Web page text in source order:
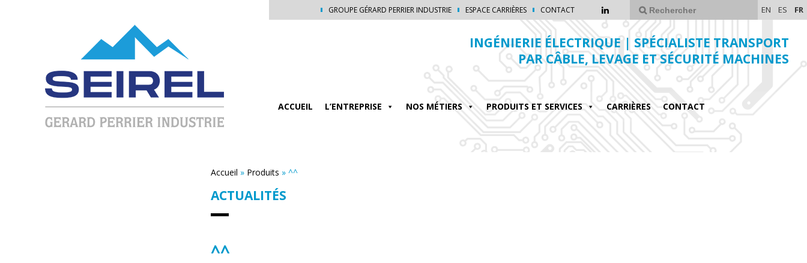
GROUPE GÉRARD PERRIER INDUSTRIE ESPACE CARRIÈRES CONTACT EN ES FR
INGÉNIERIE ÉLECTRIQUE | SPÉCIALISTE TRANSPORT
PAR CÂBLE, LEVAGE ET SÉCURITÉ MACHINES
ACCUEIL L’ENTREPRISE NOS MÉTIERS PRODUITS ET SERVICES CARRIÈRES CONTACT
Accueil » Produits » ^^
ACTUALITÉS
^^